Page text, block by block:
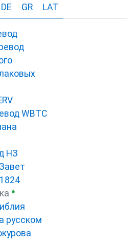
DE GR LAT
WBTC
НЗ
●
русском